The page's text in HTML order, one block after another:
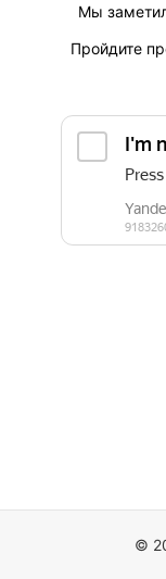
Мы
Пройдите
©